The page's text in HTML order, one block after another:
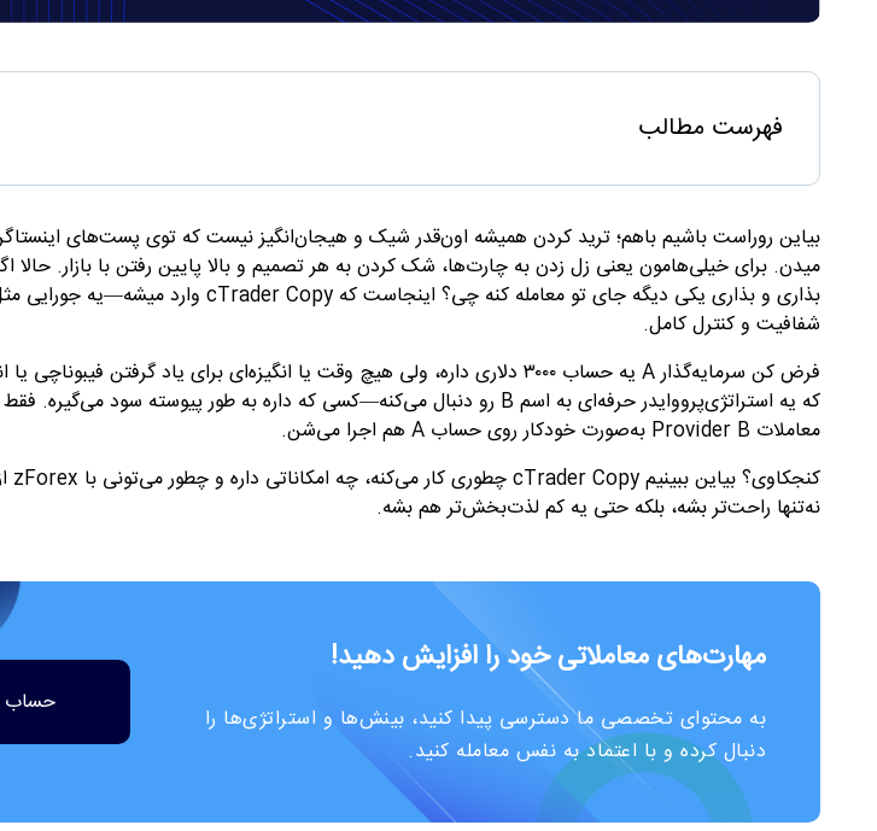
فهرست مطالب
بیاین روراست باشیم باهم؛ ترید کردن همیشه اون‌قدر شیک و هیجان‌انگیز نیست که توی پست‌های
میدن. برای خیلی‌هامون یعنی زل زدن به چارت‌ها، شک کردن به هر تصمیم و بالا پایین رفتن با بازار. حالا
بذاری و بذاری یکی دیگه جای تو معامله کنه چی؟ اینجاست که cTrader Copy وارد میشه—یه جورایی
شفافیت و کنترل کامل.
فرض کن سرمایه‌گذارA
یه حساب ۳۰۰۰ دلاری داره، ولی هیچ وقت یا انگیزه‌ای برای یاد گرفتن
که یه استراتژی‌پرووایدر حرفه‌ای به اسم B رو دنبال می‌کنه—کسی که داره به طور پیوسته سود می‌گیره.
معاملات Provider B به‌صورت خودکار روی حساب A هم اجرا می‌شن.
کنجکاوی؟ بیاین ببینیمcTrader Copyچطوری کار می‌کنه، چه امکاناتی داره و چطور می‌تونی با zForex
نه‌تنها راحت‌تر بشه، بلکه حتی یه کم لذت‌بخش‌تر هم بشه.
مهارت‌های معاملاتی خود را افزایش دهید!
به محتوای تخصصی ما دسترسی پیدا کنید، بینش‌ها و استراتژی‌ها را
دنبال کرده و با اعتماد به نفس معامله کنید.
حساب